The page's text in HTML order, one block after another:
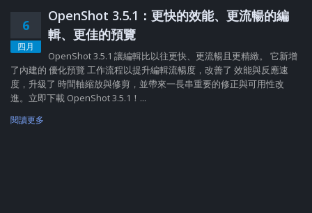
6
四月
OpenShot 3.5.1：更快的效能、更流暢的編
輯、更佳的預覽
OpenShot 3.5.1 讓編輯比以往更快、更流暢且更精緻。 它新增
了內建的 優化預覽 工作流程以提升編輯流暢度，改善了 效能與反應速
度，升級了 時間軸縮放與修剪，並帶來一長串重要的修正與可用性改
進。立即下載 OpenShot 3.5.1！...
閱讀更多